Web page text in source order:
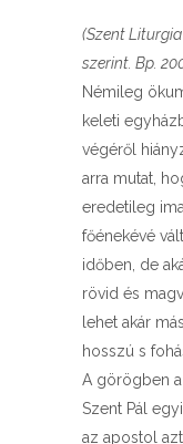
(Szent
szerint. Bp.
Némileg
keleti
végéről
arra mutat,
eredetileg
főénekévé
időben, de
rövid és
lehet akár
hosszú s
A görögben
Szent Pál
az apostol